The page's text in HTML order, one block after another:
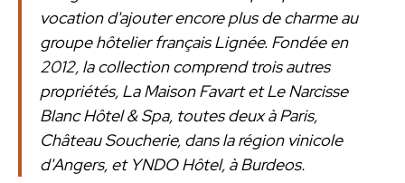
vocation d'ajouter encore plus de charme au
groupe hôtelier français Lignée. Fondée en
2012, la collection comprend trois autres
propriétés, La Maison Favart et Le Narcisse
Blanc Hôtel & Spa, toutes deux à Paris,
Château Soucherie, dans la région vinicole
d'Angers, et YNDO Hôtel, à Burdeos.